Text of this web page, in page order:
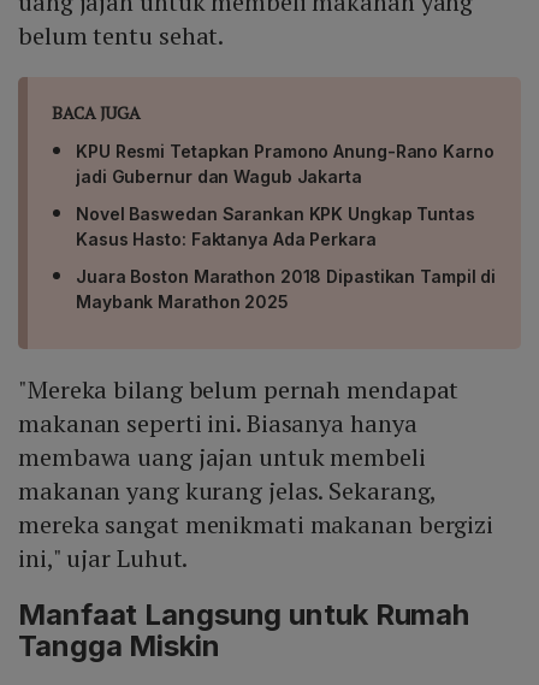
belum tentu sehat.
BACA JUGA
KPU Resmi Tetapkan Pramono Anung-Rano Karno
jadi Gubernur dan Wagub Jakarta
Novel Baswedan Sarankan KPK Ungkap Tuntas
Kasus Hasto: Faktanya Ada Perkara
Juara Boston Marathon 2018 Dipastikan Tampil di
Maybank Marathon 2025
"Mereka bilang belum pernah mendapat
makanan seperti ini. Biasanya hanya
membawa uang jajan untuk membeli
makanan yang kurang jelas. Sekarang,
mereka sangat menikmati makanan bergizi
ini," ujar Luhut.
Manfaat Langsung untuk Rumah
Tangga Miskin